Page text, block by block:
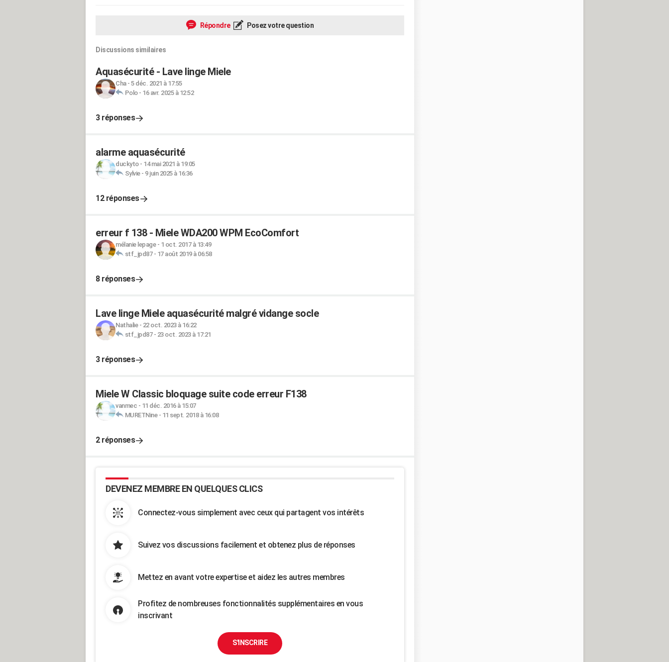
Répondre Posez votre question
Discussions similaires
Aquasécurité - Lave linge Miele
Cha- 5 déc. 2021 à 17:55
Polo- 16 avr. 2025 à 12:52
3 réponses
alarme aquasécurité
duckyto- 14 mai 2021 à 19:05
Sylvie- 9 juin 2025 à 16:36
12 réponses
erreur f 138 - Miele WDA200 WPM EcoComfort
mélanie lepage- 1 oct. 2017 à 13:49
stf_jpd87- 17 août 2019 à 06:58
8 réponses
Lave linge Miele aquasécurité malgré vidange socle
Nathalie- 22 oct. 2023 à 16:22
stf_jpd87- 23 oct. 2023 à 17:21
3 réponses
Miele W Classic bloquage suite code erreur F138
vanmec - 11 déc. 2016 à 15:07
MURETNine- 11 sept. 2018 à 16:08
2 réponses
DEVENEZ MEMBRE EN QUELQUES CLICS
Connectez-vous simplement avec ceux qui partagent vos intérêts
Suivez vos discussions facilement et obtenez plus de réponses
Mettez en avant votre expertise et aidez les autres membres
Profitez de nombreuses fonctionnalités supplémentaires en vous
inscrivant
S'INSCRIRE